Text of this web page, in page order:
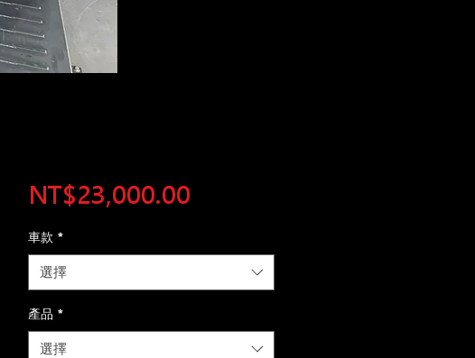
NT$23,000.00價
車款 *
選擇
產品 *
選擇